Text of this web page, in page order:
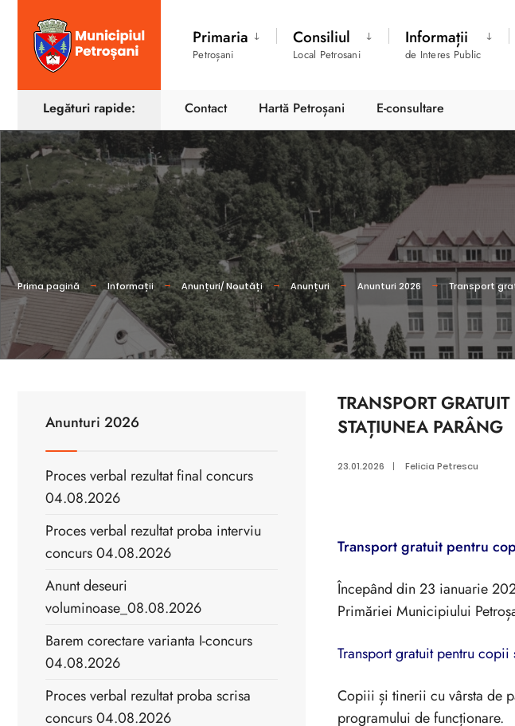
Primaria
Petroșani
Consiliul
Local Petrosani
Informații
de Interes Public
Legături rapide: Contact Hartă Petroșani E-consultare
Prima pagină Informații Anunțuri/ Noutăți Anunțuri Anunturi 2026 Transport
TRANSPORT
STAȚIUNEA PARÂNG
23.01.2026 | Felicia Petrescu
Transport gratuit pentru
Începând din 23 ianuarie
Primăriei Municipiului
Transport gratuit pentru copii
Copiii și tinerii cu vârsta de
programului de funcționare.
Anunturi 2026
Proces verbal rezultat final concurs
04.08.2026
Proces verbal rezultat proba interviu
concurs 04.08.2026
Anunt deseuri
voluminoase_08.08.2026
Barem corectare varianta I-concurs
04.08.2026
Proces verbal rezultat proba scrisa
concurs 04.08.2026